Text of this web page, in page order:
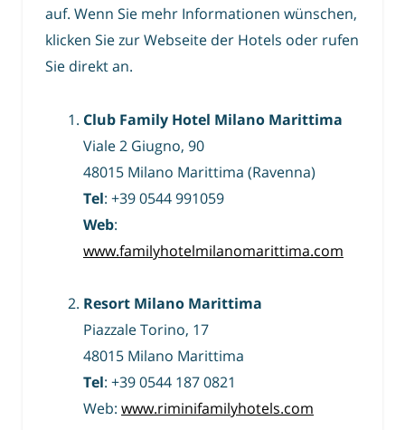
auf. Wenn Sie mehr Informationen wünschen,
klicken Sie zur Webseite der Hotels oder rufen
Sie direkt an.
Club Family Hotel Milano Marittima
Viale 2 Giugno, 90
48015 Milano Marittima (Ravenna)
Tel: +39 0544 991059
Web:
www.familyhotelmilanomarittima.com
Resort Milano Marittima
Piazzale Torino, 17
48015 Milano Marittima
Tel: +39 0544 187 0821
Web: www.riminifamilyhotels.com